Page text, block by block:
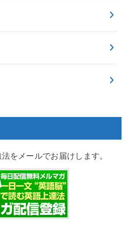
をメールでお届けします。